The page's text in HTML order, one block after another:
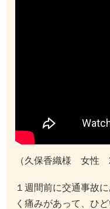
（久保香織様 女性
１週間前に交通事故
く痛みがあって、ひ